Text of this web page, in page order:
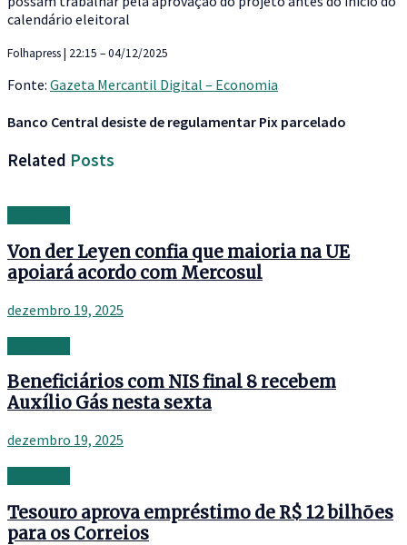
calendário eleitoral
Folhapress | 22:15 – 04/12/2025
Fonte: Gazeta Mercantil Digital – Economia
Banco Central desiste de regulamentar Pix parcelado
Related Posts
Von der Leyen confia que maioria na UE
apoiará acordo com Mercosul
dezembro 19, 2025
Beneficiários com NIS final 8 recebem
Auxílio Gás nesta sexta
dezembro 19, 2025
Tesouro aprova empréstimo de R$ 12 bilhões
para os Correios